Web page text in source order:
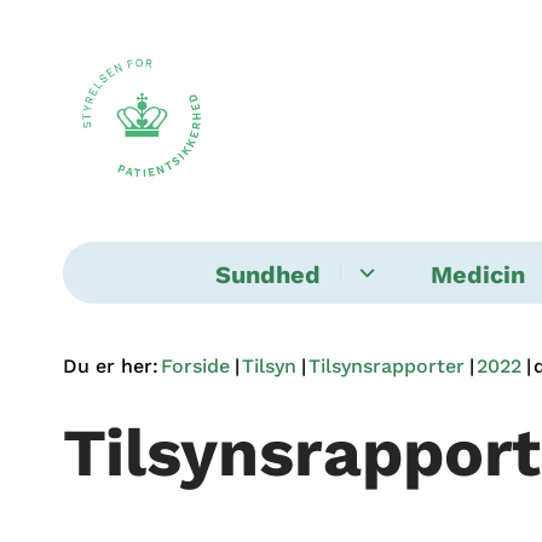
Sundhed Medicin
Du er her: Forside Tilsyn Tilsynsrapporter 2022